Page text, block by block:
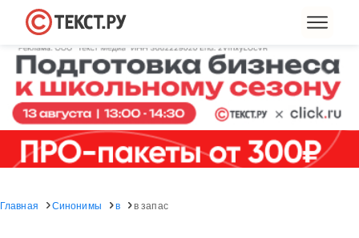
Главная Синонимы в в запас